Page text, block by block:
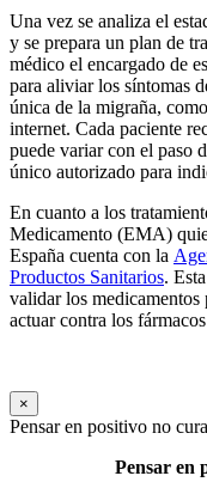
Una vez se analiza el
y se prepara un plan de
médico el encargado de
para aliviar los síntomas
única de la migraña,
internet. Cada paciente
puede variar con el paso
único autorizado para
En cuanto a los
Medicamento (EMA)
España cuenta con la
Productos Sanitarios.
validar los medicamentos
actuar contra los
×
Pensar en positivo no
Pensar en